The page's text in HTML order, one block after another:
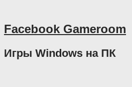
Facebook Gameroom
Игры Windows на ПК